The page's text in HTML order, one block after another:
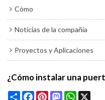
Cómo
Noticias de la compañía
Proyectos y Aplicaciones
¿Cómo instalar una
ShareFacebookPinterest
Mastodon